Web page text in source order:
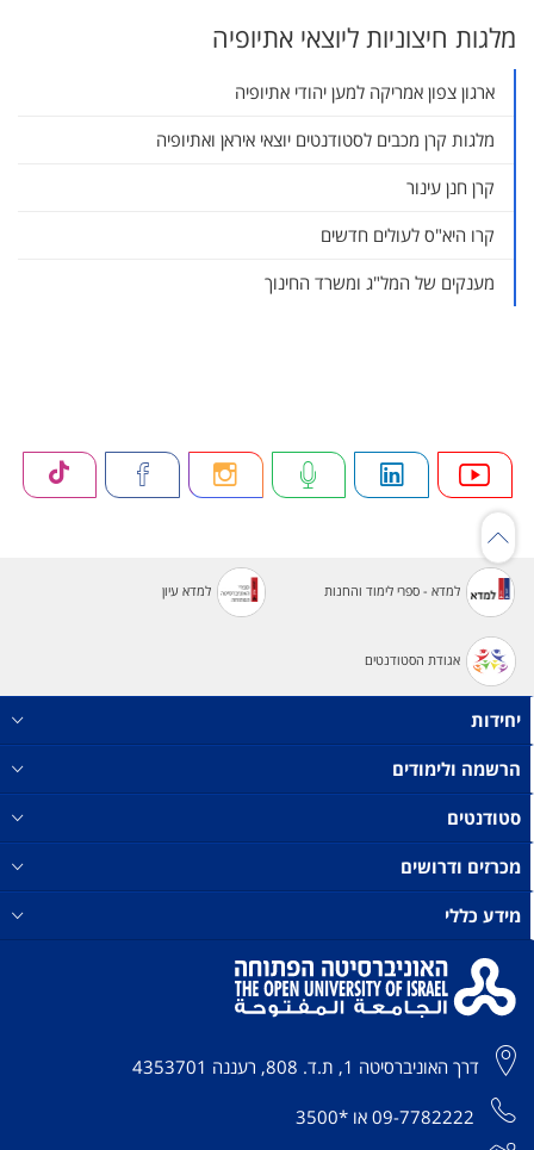
מלגות חיצוניות ליוצאי אתיופיה
ארגון צפון אמריקה למען יהודי אתיופיה
מלגות קרן מכבים לסטודנטים יוצאי איראן ואתיופיה
קרן חנן עינור
קרו היא"ס לעולים חדשים
מענקים של המל"ג ומשרד החינוך
למדא - ספרי לימוד והחנות למדא עיון
אגודת הסטודנטים
יחידות
הרשמה ולימודים
סטודנטים
מכרזים ודרושים
מידע כללי
דרך האוניברסיטה 1, ת.ד. 808, רעננה 4353701
09-7782222 או *3500